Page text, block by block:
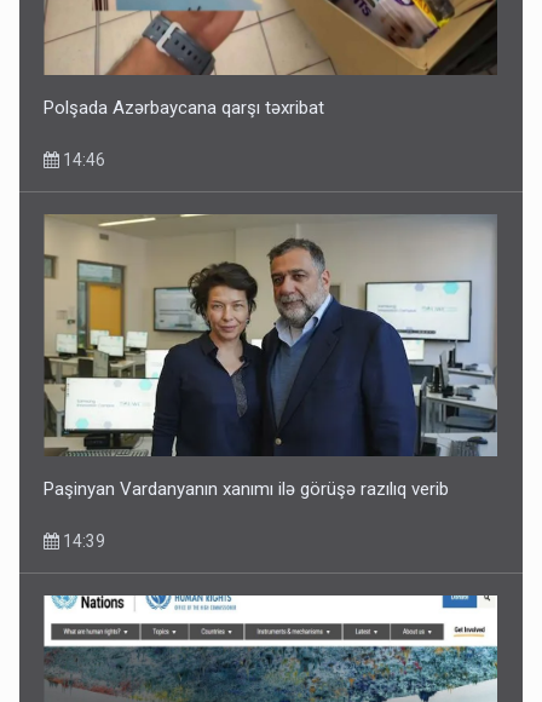
Polşada Azərbaycana qarşı təxribat
14:46
Paşinyan Vardanyanın xanımı ilə görüşə razılıq verib
14:39